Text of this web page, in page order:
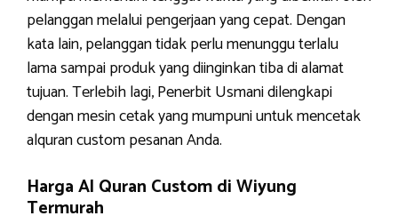
pelanggan melalui pengerjaan yang cepat. Dengan
kata lain, pelanggan tidak perlu menunggu terlalu
lama sampai produk yang diinginkan tiba di alamat
tujuan. Terlebih lagi, Penerbit Usmani dilengkapi
dengan mesin cetak yang mumpuni untuk mencetak
alquran custom pesanan Anda.
Harga Al Quran Custom di Wiyung
Termurah